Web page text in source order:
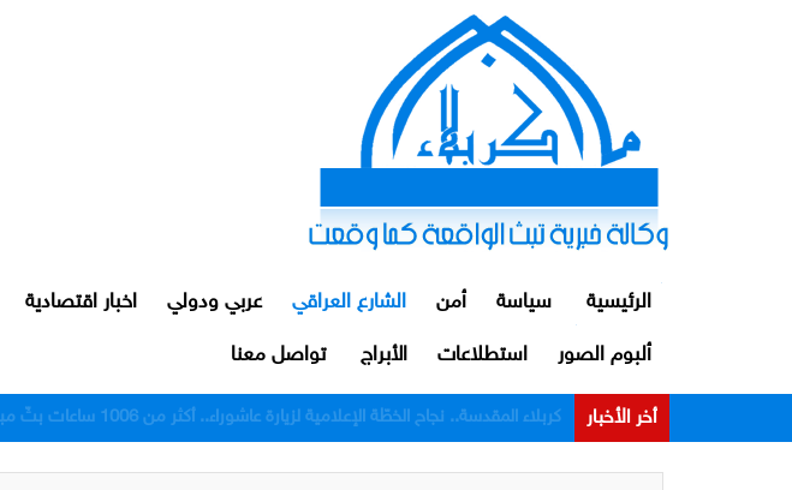
الرئيسية سياسة أمن الشارع العراقي عربي ودولي اخبار اقتصادية
ألبوم الصور استطلاعات الأبراج تواصل معنا
أخر الأخبار الداخلية: توقيف ضابط ومنتسبين اثنين من مرور النجف بعد اعتدائهم على مواطن